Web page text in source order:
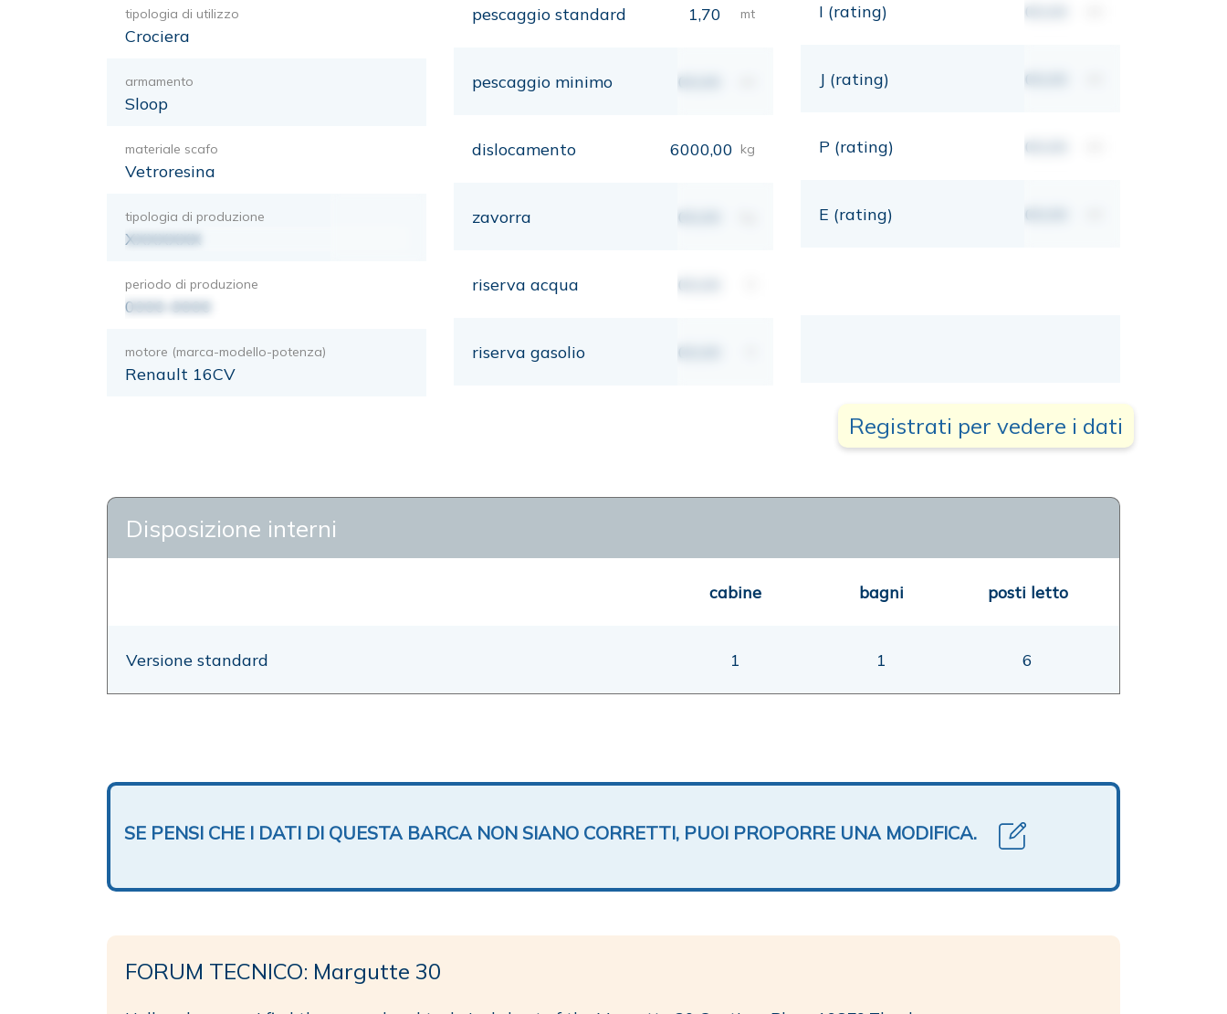
tipologia di utilizzo
Crociera
armamento
Sloop
materiale scafo
Vetroresina
tipologia di produzione
XXXXXXX
periodo di produzione
0000-0000
motore (marca-modello-potenza)
Renault 16CV
pescaggio standard 1,70 mt
pescaggio minimo 00,00
dislocamento 6000,00 kg
zavorra 00,00
riserva acqua 00,00
riserva gasolio 00,00
I (rating) 00,00
J (rating) 00,00
P (rating) 00,00
E (rating) 00,00
Registrati per vedere i dati
Disposizione interni
cabine bagni posti letto
Versione standard 1 1 6
SE PENSI CHE I DATI DI QUESTA BARCA NON SIANO CORRETTI, PUOI PROPORRE UNA MODIFICA.
FORUM TECNICO: Margutte 30